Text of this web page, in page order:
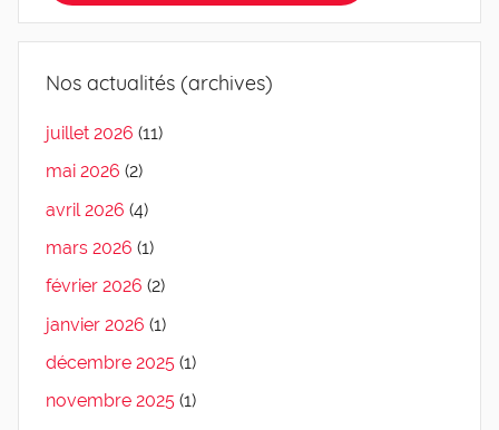
Nos actualités (archives)
juillet 2026 (11)
mai 2026 (2)
avril 2026 (4)
mars 2026 (1)
février 2026 (2)
janvier 2026 (1)
décembre 2025 (1)
novembre 2025 (1)